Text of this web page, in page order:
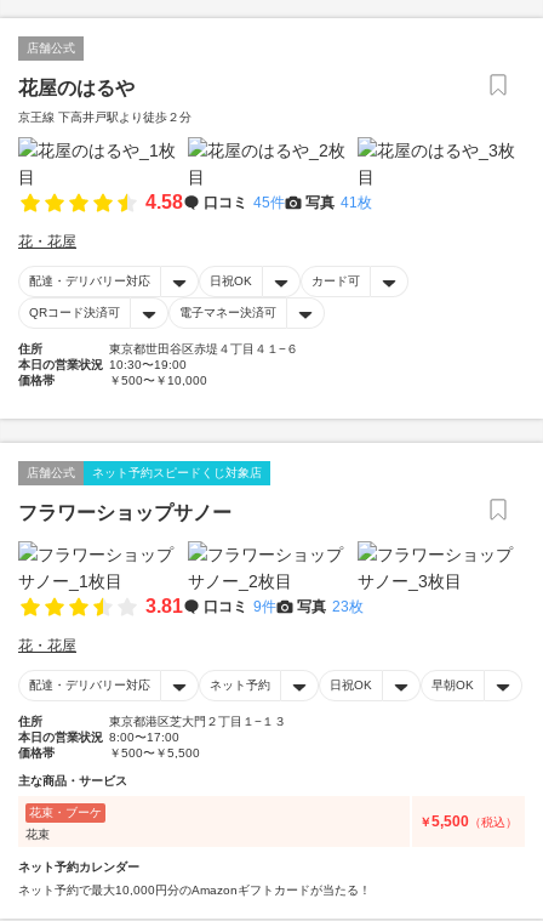
店舗公式
花屋のはるや
京王線 下高井戸駅より徒歩２分
4.58 口コミ 45件 写真 41枚
花・花屋
配達・デリバリー対応 日祝OK カード可
QRコード決済可 電子マネー決済可
住所
東京都世田谷区赤堤４丁目４１−６
本日の営業状況 10:30〜19:00
価格帯
￥500〜￥10,000
店舗公式 ネット予約スピードくじ対象店
フラワーショップサノー
3.81 口コミ 9件 写真 23枚
花・花屋
配達・デリバリー対応 ネット予約 日祝OK 早朝OK
住所
東京都港区芝大門２丁目１−１３
本日の営業状況 8:00〜17:00
価格帯
￥500〜￥5,500
主な商品・サービス
花束・ブーケ
花束
￥5,500 （税込）
ネット予約カレンダー
ネット予約で最大10,000円分のAmazonギフトカードが当たる！